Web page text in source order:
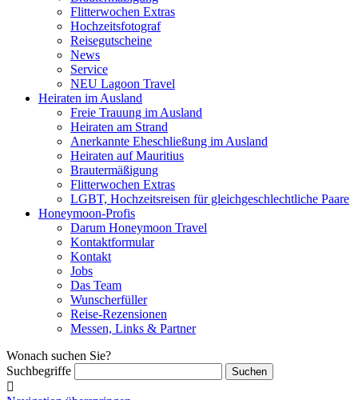
Flitterwochen Extras
Hochzeitsfotograf
Reisegutscheine
News
Service
NEU Lagoon Travel
Heiraten im Ausland
Freie Trauung im Ausland
Heiraten am Strand
Anerkannte Eheschließung im Ausland
Heiraten auf Mauritius
Brautermäßigung
Flitterwochen Extras
LGBT, Hochzeitsreisen für gleichgeschlechtliche Paare
Honeymoon-Profis
Darum Honeymoon Travel
Kontaktformular
Kontakt
Jobs
Das Team
Wunscherfüller
Reise-Rezensionen
Messen, Links & Partner
Wonach suchen Sie?
Suchbegriffe